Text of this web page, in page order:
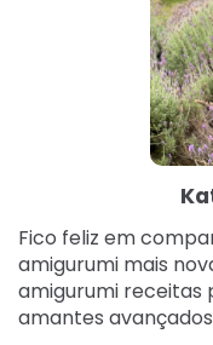
Fico feliz em
amigurumi mais
amigurumi receitas
amantes